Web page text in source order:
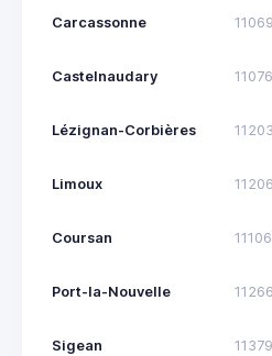
Carcassonne 11069
Castelnaudary 11076
Lézignan-Corbières 11203
Limoux 11206
Coursan 11106
Port-la-Nouvelle 11266
Sigean 11379